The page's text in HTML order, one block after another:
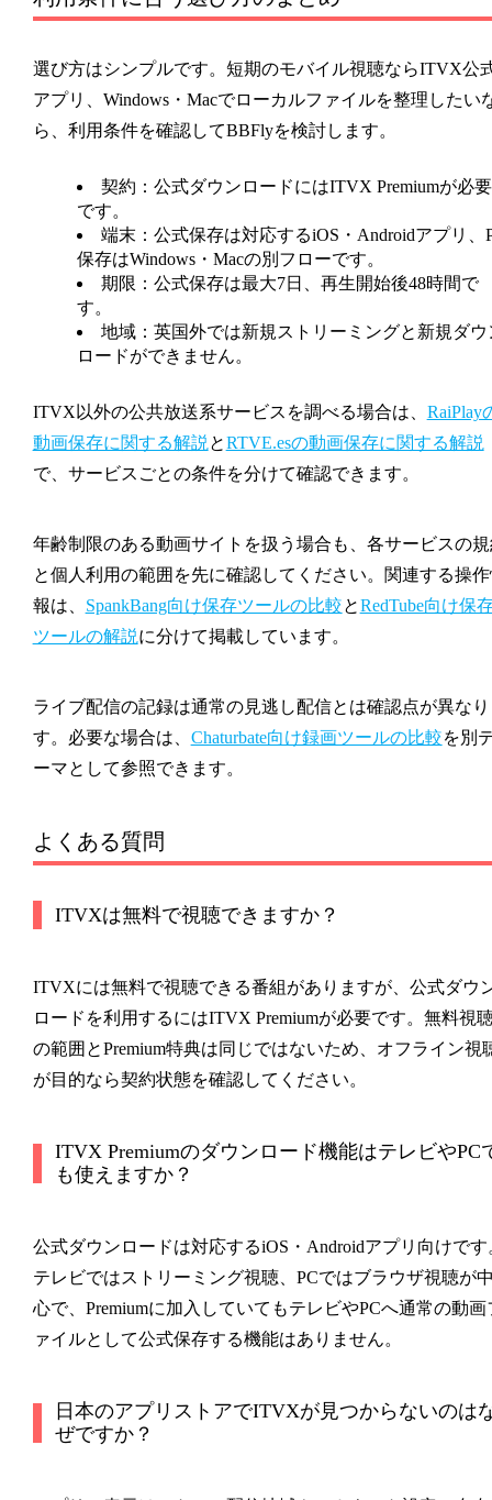
選び方はシンプルです。短期のモバイル視聴ならITVX公
アプリ、Windows・Macでローカルファイルを整理したい
ら、利用条件を確認してBBFlyを検討します。
契約： 公式ダウンロードにはITVX Premiumが必要
です。
端末： 公式保存は対応するiOS・Androidアプリ、
保存はWindows・Macの別フローです。
期限： 公式保存は最大7日、再生開始後48時間で
す。
地域： 英国外では新規ストリーミングと新規ダウ
ロードができません。
ITVX以外の公共放送系サービスを調べる場合は、 RaiPlay
動画保存に関する解説 とRTVE.esの動画保存に関する解説
で、サービスごとの条件を分けて確認できます。
年齢制限のある動画サイトを扱う場合も、各サービスの
と個人利用の範囲を先に確認してください。関連する操
報は、 SpankBang向け保存ツールの比較とRedTube向け保
ツールの解説に分けて掲載しています。
ライブ配信の記録は通常の見逃し配信とは確認点が異な
す。必要な場合は、 Chaturbate向け録画ツールの比較を別
ーマとして参照できます。
よくある質問
ITVXは無料で視聴できますか？
ITVXには無料で視聴できる番組がありますが、公式ダウ
ロードを利用するにはITVX Premiumが必要です。無料視
の範囲とPremium特典は同じではないため、オフライン視
が目的なら契約状態を確認してください。
ITVX Premiumのダウンロード機能はテレビやPC
も使えますか？
公式ダウンロードは対応するiOS・Androidアプリ向けです
テレビではストリーミング視聴、PCではブラウザ視聴が
心で、Premiumに加入していてもテレビやPCへ通常の動画
ァイルとして公式保存する機能はありません。
日本のアプリストアでITVXが見つからないのは
ぜですか？